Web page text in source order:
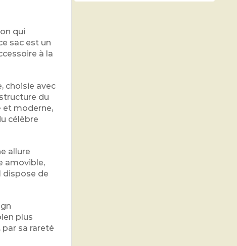
qui
sac est un
à la
choisie avec
du
et moderne,
célèbre
allure
amovible,
dispose de
plus
sa rareté